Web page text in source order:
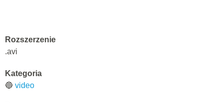
Rozszerzenie
.avi
Kategoria
🔵 video